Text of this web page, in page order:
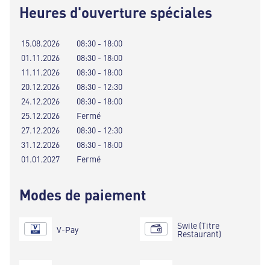
Heures d'ouverture spéciales
15.08.2026
08:30 - 18:00
01.11.2026
08:30 - 18:00
11.11.2026
08:30 - 18:00
20.12.2026
08:30 - 12:30
24.12.2026
08:30 - 18:00
25.12.2026
Fermé
27.12.2026
08:30 - 12:30
31.12.2026
08:30 - 18:00
01.01.2027
Fermé
Modes de paiement
V-Pay Swile (Titre
Restaurant)